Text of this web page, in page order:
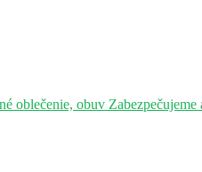
oblečenie, obuv